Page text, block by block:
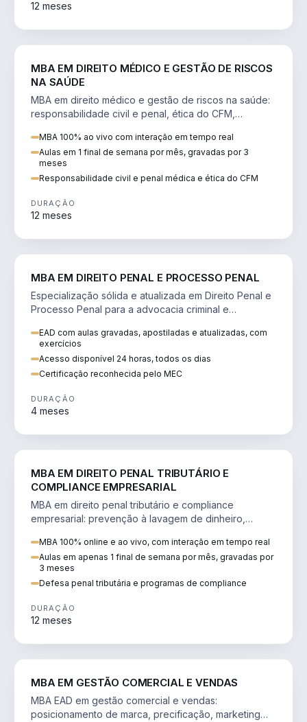
12 meses
MBA EM DIREITO MÉDICO E GESTÃO DE RISCOS
NA SAÚDE
MBA em direito médico e gestão de riscos na saúde:
responsabilidade civil e penal, ética do CFM,
MBA 100% ao vivo com interação em tempo real
Aulas em 1 final de semana por mês, gravadas por 3
meses
Responsabilidade civil e penal médica e ética do CFM
DURAÇÃO
12 meses
MBA EM DIREITO PENAL E PROCESSO PENAL
Especialização sólida e atualizada em Direito Penal e
Processo Penal para a advocacia criminal e
EAD com aulas gravadas, apostiladas e atualizadas, com
exercícios
Acesso disponível 24 horas, todos os dias
Certificação reconhecida pelo MEC
DURAÇÃO
4 meses
MBA EM DIREITO PENAL TRIBUTÁRIO E
COMPLIANCE EMPRESARIAL
MBA em direito penal tributário e compliance
empresarial: prevenção à lavagem de dinheiro,
MBA 100% online e ao vivo, com interação em tempo real
Aulas em apenas 1 final de semana por mês, gravadas por
3 meses
Defesa penal tributária e programas de compliance
DURAÇÃO
12 meses
MBA EM GESTÃO COMERCIAL E VENDAS
MBA EAD em gestão comercial e vendas:
posicionamento de marca, precificação, marketing